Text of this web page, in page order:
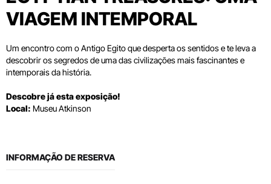
VIAGEM INTEMPORAL
Um encontro com oAntigo Egito que desperta os sentidos e te leva a
descobrir os segredos de uma das civilizações mais fascinantes e
intemporais da história.
Descobre já esta exposição!
Local: MuseuAtkinson
INFORMAÇÃO DE RESERVA